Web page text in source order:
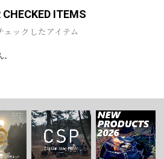
CHECKED ITEMS
ェックしたアイテム